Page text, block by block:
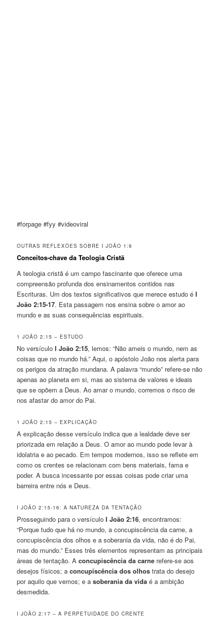
#forpage #fyy #videoviral
OUTRAS REFLEXÕES SOBRE I JOÃO 1:9
Conceitos-chave da Teologia Cristã
A teologia cristã é um campo fascinante que oferece uma
compreensão profunda dos ensinamentos contidos nas
Escrituras. Um dos textos significativos que merece estudo éI
João 2:15-17. Esta passagem nos ensina sobre o amor ao
mundo e as suas consequências espirituais.
1 JOÃO 2:15 – ESTUDO
No versículoI João 2:15, lemos: “Não ameis o mundo, nem as
coisas que no mundo há.” Aqui, o apóstolo João nos alerta para
os perigos da atração mundana. A palavra “mundo” refere-se não
apenas ao planeta em si, mas ao sistema de valores e ideais
que se opõem a Deus. Ao amar o mundo, corremos o risco de
nos afastar do amor do Pai.
1 JOÃO 2:15 – EXPLICAÇÃO
A explicação desse versículo indica que a lealdade deve ser
priorizada em relação a Deus. O amor ao mundo pode levar à
idolatria e ao pecado. Em tempos modernos, isso se reflete em
como os crentes se relacionam com bens materiais, fama e
poder. A busca incessante por essas coisas pode criar uma
barreira entre nós e Deus.
I JOÃO 2:15-16: A NATUREZA DA TENTAÇÃO
Prosseguindo para o versículoI João 2:16, encontramos:
“Porque tudo que há no mundo, a concupiscência da carne, a
concupiscência dos olhos e a soberania da vida, não é do Pai,
mas do mundo.” Esses três elementos representam as principais
áreas de tentação. Aconcupiscência da carne refere-se aos
desejos físicos; aconcupiscência dos olhos trata do desejo
por aquilo que vemos; e asoberania da vida é a ambição
desmedida.
I JOÃO 2:17 – A PERPETUIDADE DO CRENTE